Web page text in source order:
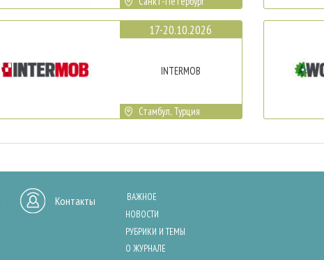
17-20.10.2026
INTERMOB
Стамбул, Турция
Контакты
ВАЖНОЕ
НОВОСТИ
РУБРИКИ И ТЕМЫ
О ЖУРНАЛЕ